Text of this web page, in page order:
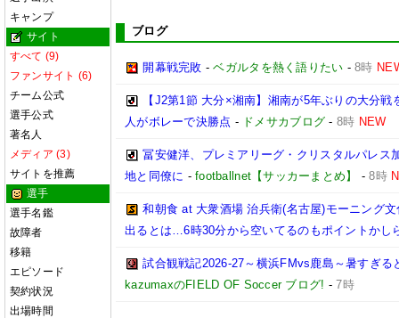
キャンプ
サイト
すべて (9)
ファンサイト (6)
チーム公式
選手公式
著名人
メディア (3)
サイトを推薦
選手
選手名鑑
故障者
移籍
エピソード
契約状況
出場時間
ブログ
開幕戦完敗 -ベガルタを熱く語りたい -8時
【J2第1節 大分×湘南】湘南が5年ぶりの大分
人がボレーで決勝点 - ドメサカブログ - 8時 NEW
冨安健洋、プレミアリーグ・クリスタルパレ
地と同僚に -footballnet【サッカーまとめ】 -8時
和朝食 at 大衆酒場 治兵衛(名古屋)モーニング
出るとは…6時30分から空いてるのもポイントかし
試合観戦記2026-27～横浜FMvs鹿島～暑すぎ
kazumaxのFIELD OF Soccer ブログ! -7時